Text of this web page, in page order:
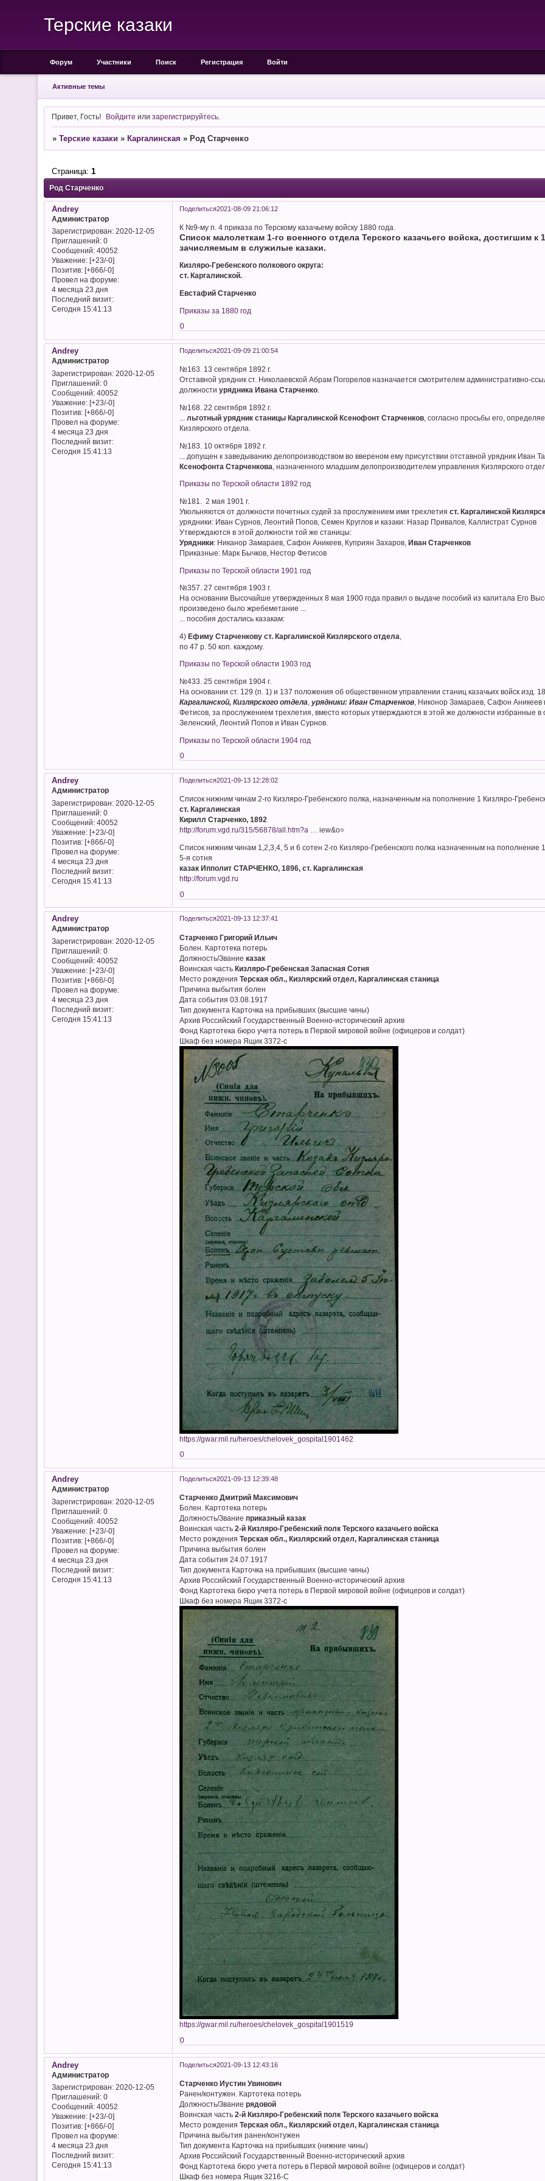
Терские казаки
Форум Участники Поиск Регистрация Войти
Активные темы
Привет, Гость! Войдите илизарегистрируйтесь
» Терские казаки » Каргалинская » Род Старченко
Род Старченко
Страница: 1
Поделиться2021-08-09 21:06:12
Andrey
Администратор
Зарегистрирован: 2020-12-05
Приглашений:0
Сообщений:40052
Уважение: [+23/-0]
Позитив: [+866/-0]
Провел на форуме:
4 месяца 23 дня
Последний визит:
Сегодня 15:41:13
К №9-му п. 4 приказа по Терскому казачьему войску 1880 года.
Список малолеткам 1-го военного отдела Терского казачьего войска, достигшим к
зачисляемым в служилые казаки.
Кизляро-Гребенского полкового округа:
ст. Каргалинской.
Евстафий Старченко
Приказы за 1880 год
0
Поделиться2021-09-09 21:00:54
Andrey
Администратор
Зарегистрирован: 2020-12-05
Приглашений:0
Сообщений:40052
Уважение: [+23/-0]
Позитив: [+866/-0]
Провел на форуме:
4 месяца 23 дня
Последний визит:
Сегодня 15:41:13
№163. 13 сентября 1892 г.
Отставной урядник ст. Николаевской Абрам Погорелов назначается смотрителем административно-
должностиурядника Ивана Старченко
№168. 22 сентября 1892 г.
...льготный урядник станицы Каргалинской Ксенофонт Старченков , согласно просьбы его,
Кизлярского отдела.
№183. 10 октября 1892 г.
... допущен к заведыванию делопроизводством во ввереном ему присутствии отставной урядник Иван
Ксенофонта Старченкова , назначенного младшим делопроизводителем управления Кизлярского
Приказы по Терской области 1892 год
№181. 2 мая 1901 г.
Увольняются от должности почетных судей за прослужением ими трехлетияст. Каргалинской
урядники: Иван Сурнов, Леонтий Попов, Семен Круглов и казаки: Назар Привалов, Каллистрат Сурнов
Утверждаются в этой должности той же станицы:
Урядники: Никанор Замараев, Сафон Аникеев, Куприян Захаров,Иван Старченков
Приказные: Марк Бычков, Нестор Фетисов
Приказы по Терской области 1901 год
№357. 27 сентября 1903 г.
На основании Высочайше утвержденных 8 мая 1900 года правил о выдаче пособий из капитала Его
произведено было жребеметание ...
... пособия достались казакам:
4)Ефиму Старченкову ст. Каргалинской Кизлярского отдела
по 47 р. 50 коп. каждому.
Приказы по Терской области 1903 год
№433. 25 сентября 1904 г.
На основании ст. 129 (п. 1) и 137 положения об общественном управлении станиц казачьих войск изд.
Каргалинской, Кизлярского отдела ,урядники: Иван Старченков , Никонор Замараев, Сафон
Фетисов, за прослужением трехлетия, вместо которых утверждаются в этой же должности избранные
Зеленский, Леонтий Попов и Иван Сурнов.
Приказы по Терской области 1904 год
0
Поделиться2021-09-13 12:28:02
Andrey
Администратор
Зарегистрирован: 2020-12-05
Приглашений:0
Сообщений:40052
Уважение: [+23/-0]
Позитив: [+866/-0]
Провел на форуме:
4 месяца 23 дня
Последний визит:
Сегодня 15:41:13
Список нижним чинам 2-го Кизляро-Гребенского полка, назначенным на пополнение 1 Кизляро-
ст. Каргалинская
Кирилл Старченко, 1892
http://forum.vgd.ru/315/56878/all.htm?a … iew&o=
Список нижним чинам 1,2,3,4, 5 и 6 сотен 2-го Кизляро-Гребенского полка назначенным на пополнение
5-я сотня
казак Ипполит СТАРЧЕНКО, 1896, ст. Каргалинская
http://forum.vgd.ru
0
Поделиться2021-09-13 12:37:41
Andrey
Администратор
Зарегистрирован: 2020-12-05
Приглашений:0
Сообщений:40052
Уважение: [+23/-0]
Позитив: [+866/-0]
Провел на форуме:
4 месяца 23 дня
Последний визит:
Сегодня 15:41:13
Старченко Григорий Ильич
Болен. Картотека потерь
Должность/Званиеказак
Воинская частьКизляро-Гребенская Запасная Сотня
Место рождения Терская обл., Кизлярский отдел, Каргалинская станица
Причина выбытия болен
Дата события 03.08.1917
Тип документа Карточка на прибывших (высшие чины)
Архив Российский Государственный Военно-исторический архив
Фонд Картотека бюро учета потерь в Первой мировой войне (офицеров и солдат)
Шкаф без номера Ящик 3372-с
https://gwar.mil.ru/heroes/chelovek_gospital1901462
0
Поделиться2021-09-13 12:39:48
Andrey
Администратор
Зарегистрирован: 2020-12-05
Приглашений:0
Сообщений:40052
Уважение: [+23/-0]
Позитив: [+866/-0]
Провел на форуме:
4 месяца 23 дня
Последний визит:
Сегодня 15:41:13
Старченко Дмитрий Максимович
Болен. Картотека потерь
Должность/Званиеприказный казак
Воинская часть2-й Кизляро-Гребенский полк Терского казачьего войска
Место рожденияТерская обл., Кизлярский отдел, Каргалинская станица
Причина выбытия болен
Дата события 24.07.1917
Тип документа Карточка на прибывших (высшие чины)
Архив Российский Государственный Военно-исторический архив
Фонд Картотека бюро учета потерь в Первой мировой войне (офицеров и солдат)
Шкаф без номера Ящик 3372-с
https://gwar.mil.ru/heroes/chelovek_gospital1901519
0
Поделиться2021-09-13 12:43:16
Andrey
Администратор
Зарегистрирован: 2020-12-05
Приглашений:0
Сообщений:40052
Уважение: [+23/-0]
Позитив: [+866/-0]
Провел на форуме:
4 месяца 23 дня
Последний визит:
Сегодня 15:41:13
Старченко Иустин Увинович
Ранен/контужен. Картотека потерь
Должность/Званиерядовой
Воинская часть2-й Кизляро-Гребенский полк Терского казачьего войска
Место рожденияТерская обл., Кизлярский отдел, Каргалинская станица
Причина выбытия ранен/контужен
Тип документа Карточка на прибывших (нижние чины)
Архив Российский Государственный Военно-исторический архив
Фонд Картотека бюро учета потерь в Первой мировой войне (офицеров и солдат)
Шкаф без номера Ящик 3216-С